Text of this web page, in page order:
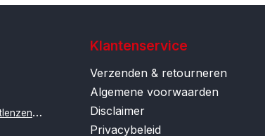
i
nfo@contactlenzenonline.be
Klantenservice
Verzenden & retourneren
Algemene voorwaarden
Disclaimer
Privacybeleid